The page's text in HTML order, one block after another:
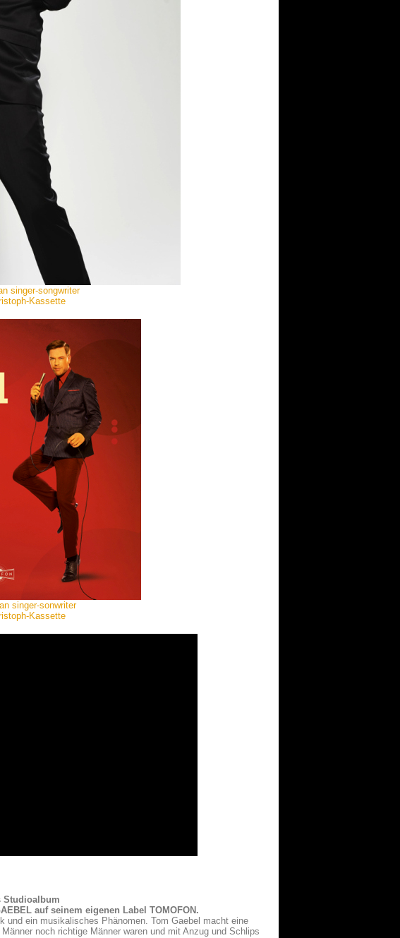
singer-songwriter
Kassette
singer-sonwriter
Kassette
Studioalbum
auf seinem eigenen Label TOMOFON.
und ein musikalisches Phänomen. Tom Gaebel macht eine
noch richtige Männer waren und mit Anzug und Schlips